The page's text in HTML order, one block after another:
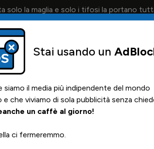
solo la maglia e solo i tifosi la portano
Il 12° Uomo
nella prima
Stai usando un
siamo il media più indipendente del mondo
e che viviamo di sola pubblicità senza
un caffè al giorno!
ci fermeremmo.